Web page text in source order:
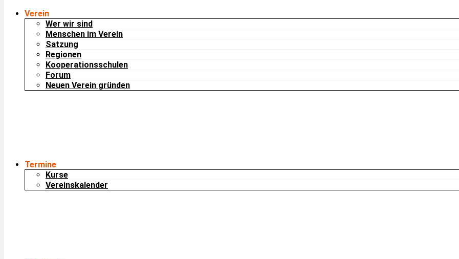
Verein
Wer wir sind
Menschen im Verein
Satzung
Regionen
Kooperationsschulen
Forum
Neuen Verein gründen
Termine
Kurse
Vereinskalender